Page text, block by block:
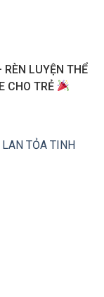
RÈN LUYỆN THỂ
CHO TRẺ